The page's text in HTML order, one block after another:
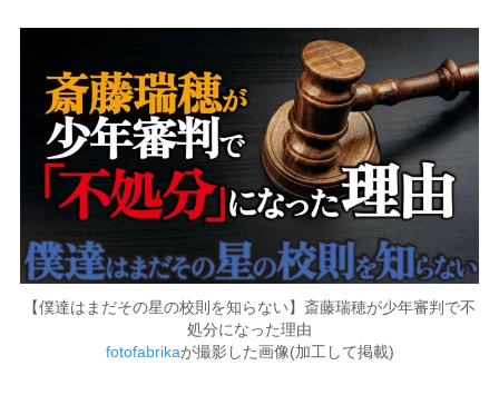
【僕達はまだその星の校則を知らない】斎藤瑞穂が少年審判で不
処分になった理由
fotofabrikaが撮影した画像(加工して掲載)